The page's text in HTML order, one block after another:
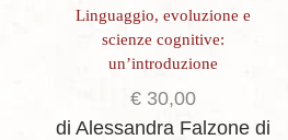
Linguaggio, evoluzione e
scienze cognitive:
un’introduzione
€30,00
di Alessandra Falzone di